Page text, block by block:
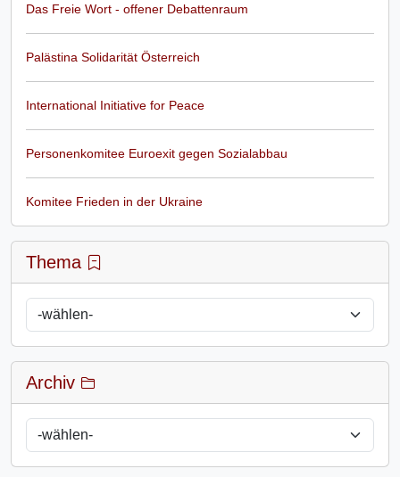
Das Freie Wort - offener Debattenraum
Palästina Solidarität Österreich
International Initiative for Peace
Personenkomitee Euroexit gegen Sozialabbau
Komitee Frieden in der Ukraine
Thema
Archiv